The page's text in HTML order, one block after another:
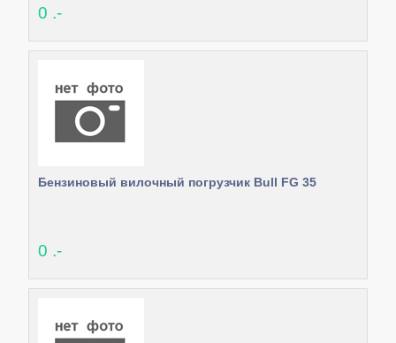
0 .-
Бензиновый вилочный погрузчик Bull FG 35
0 .-